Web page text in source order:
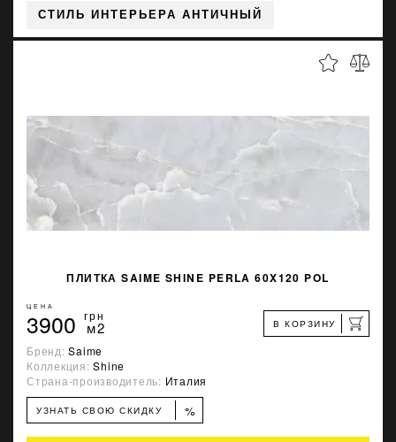
СТИЛЬ ИНТЕРЬЕРА АНТИЧНЫЙ
ПЛИТКА SAIME SHINE PERLA 60X120 POL
ЦЕНА
3900 грн
м2 В КОРЗИНУ
Бренд:Saime
Коллекция:Shine
Страна-производитель: Италия
УЗНАТЬ СВОЮ СКИДКУ %